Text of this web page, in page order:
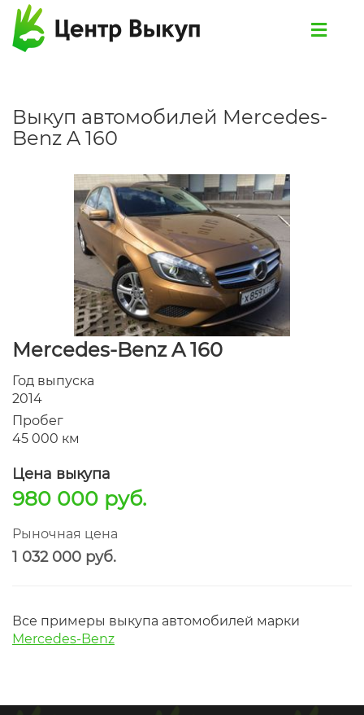
Выкуп автомобилей Mercedes-
Benz A 160
Mercedes-Benz A 160
Год выпуска
2014
Пробег
45 000 км
Цена выкупа
980 000 руб.
Рыночная цена
1 032 000 руб.
Все примеры выкупа автомобилей марки
Mercedes-Benz